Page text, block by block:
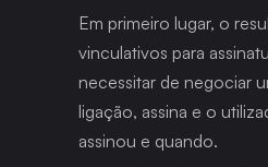
Em primeiro lugar, o
vinculativos para
necessitar de negociar
ligação, assina e o
assinou e quando.